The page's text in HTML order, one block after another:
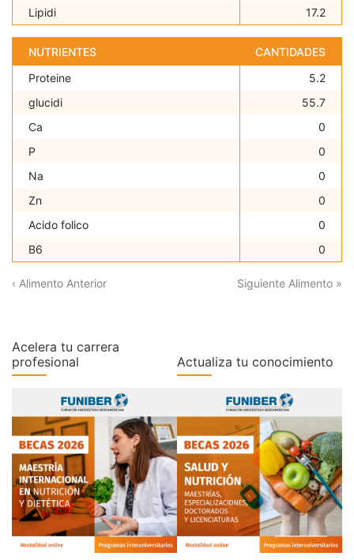
Lipidi
17.2
NUTRIENTES
CANTIDADES
Proteine
5.2
glucidi
55.7
Ca
0
P
0
Na
0
Zn
0
Acido folico
0
B6
0
‹ Alimento Anterior Siguiente Alimento »
Acelera tu carrera
profesional
Actualiza tu conocimiento